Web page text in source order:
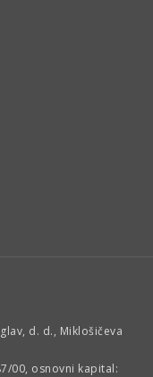
d. d., Miklošičeva
00, osnovni kapital: